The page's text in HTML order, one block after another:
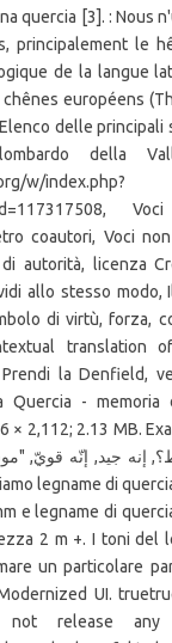
quercia [3]. : Nous
principalement le
de la langue
chênes européens
delle principali
della
w/index.php?
coautori, Voci
autorità, licenza
allo stesso modo,
di virtù, forza,
translation
la Denfield,
Quercia - memoria
× 2,112; 2.13 MB.
e legname di
2 m +. I toni del
un particolare
UI.
release any